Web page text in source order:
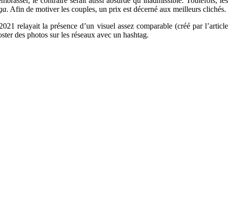
. Afin de motiver les couples, un prix est décerné aux meilleurs clichés.
relayait la présence d’un visuel assez comparable (créé par l’article
des photos sur les réseaux avec un hashtag.